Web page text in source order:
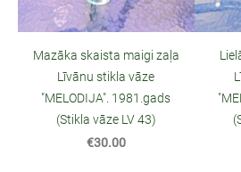
Mazāka skaista maigi zaļa
Līvānu stikla vāze
"MELODIJA". 1981.gads
(Stikla vāze LV 43)
€30.00